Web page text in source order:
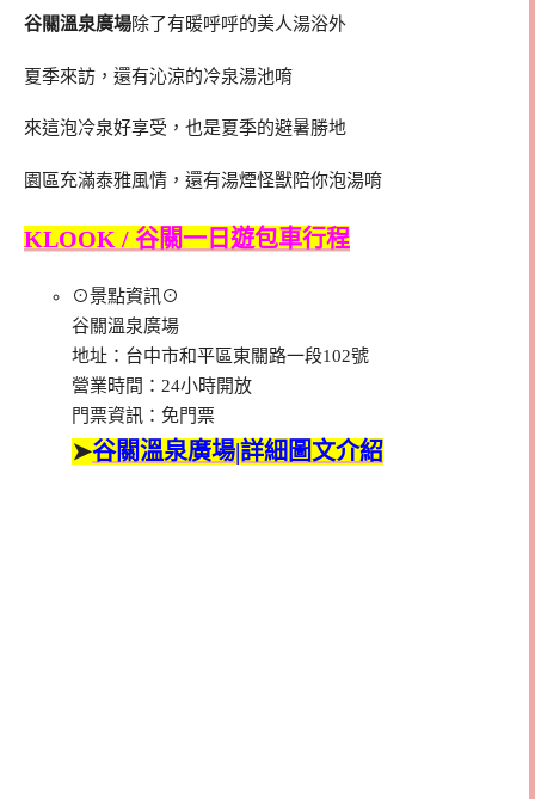
谷關溫泉廣場除了有暖呼呼的美人湯浴外
夏季來訪，還有沁涼的冷泉湯池唷
來這泡冷泉好享受，也是夏季的避暑勝地
園區充滿泰雅風情，還有湯煙怪獸陪你泡湯唷
KLOOK / 谷關一日遊包車行程
⊙景點資訊⊙
谷關溫泉廣場
地址：台中市和平區東關路一段102號
營業時間：24小時開放
門票資訊：免門票
➤谷關溫泉廣場|詳細圖文介紹